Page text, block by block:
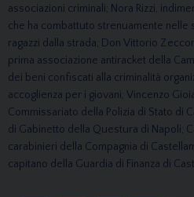
associazioni criminali; Nora Rizzi,
che ha combattuto strenuamente
ragazzi dalla strada; Don Vittorio
prima associazione antiracket della
dei beni confiscati alla criminalità
accoglienza per i giovani; Vincenzo
Commissariato della Polizia di Stato di
di Gabinetto della Questura di Napoli;
carabinieri della Compagnia di
capitano della Guardia di Finanza di